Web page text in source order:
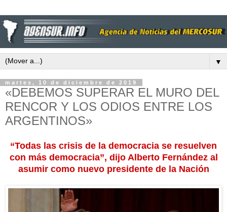
▼
martes, 10 de diciembre de 2019
«DEBEMOS SUPERAR EL MURO DEL
RENCOR Y LOS ODIOS ENTRE LOS
ARGENTINOS»
“Todas las crisis de la democracia se resuelven
con más democracia”, dijo Alberto Fernández al
asumir como nuevo presidente de la Nación